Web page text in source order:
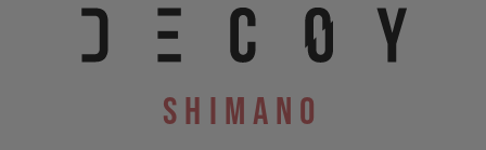
Shimano